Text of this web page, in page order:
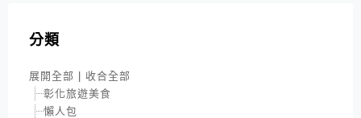
分類
展開全部 | 收合全部
彰化旅遊美食
懶人包